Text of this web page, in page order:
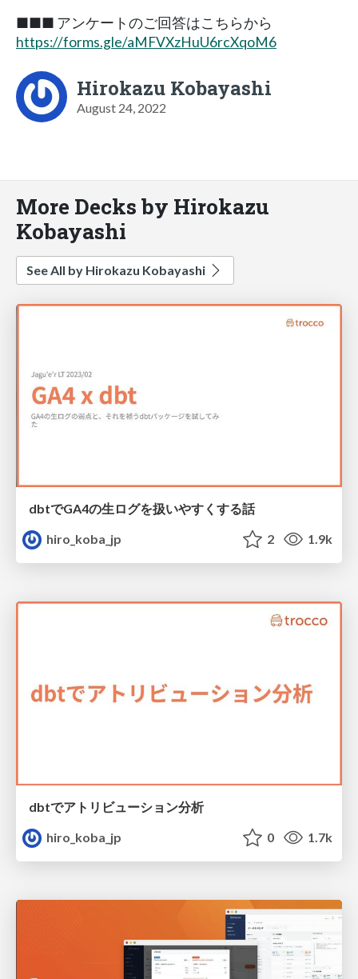
■■■ アンケートのご回答はこちらから
https://forms.gle/aMFVXzHuU6rcXqoM6
Hirokazu Kobayashi
August 24, 2022
More Decks by Hirokazu
Kobayashi
See All by Hirokazu Kobayashi
dbtでGA4の生ログを扱いやすくする話
hiro_koba_jp
2 1.9k
dbtでアトリビューション分析
hiro_koba_jp
0 1.7k